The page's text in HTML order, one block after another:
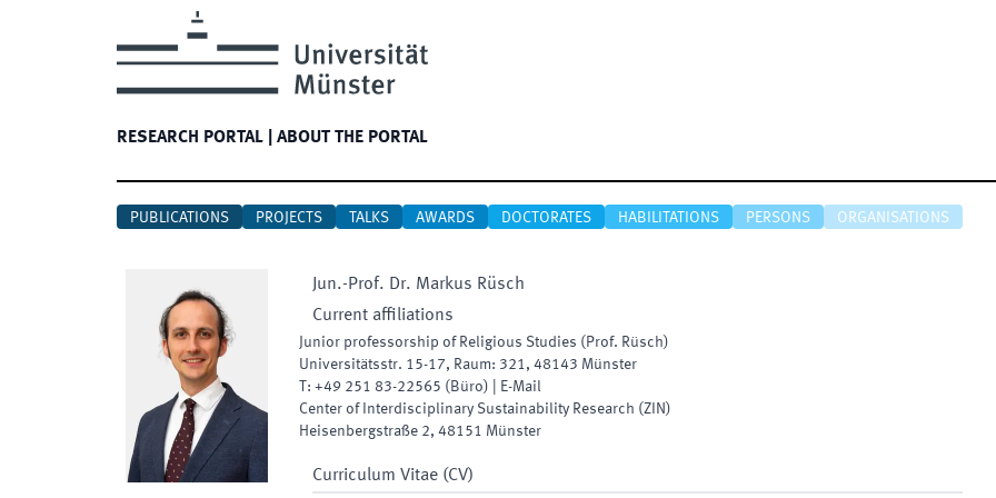
RESEARCH PORTAL ABOUT THE PORTAL
PUBLICATIONS PROJECTS TALKS AWARDS DOCTORATES HABILITATIONS PERSONS ORGANISATIONS
Jun.-Prof. Dr. Markus Rüsch
Current affiliations
Junior professorship of Religious Studies (Prof. Rüsch)
Universitätsstr. 15-17, Raum: 321, 48143 Münster
T: +49 251 83-22565 ( Büro)
E-Mail
Center of Interdisciplinary Sustainability Research (ZIN )
Heisenbergstraße 2, 48151 Münster
Curriculum Vitae (CV)